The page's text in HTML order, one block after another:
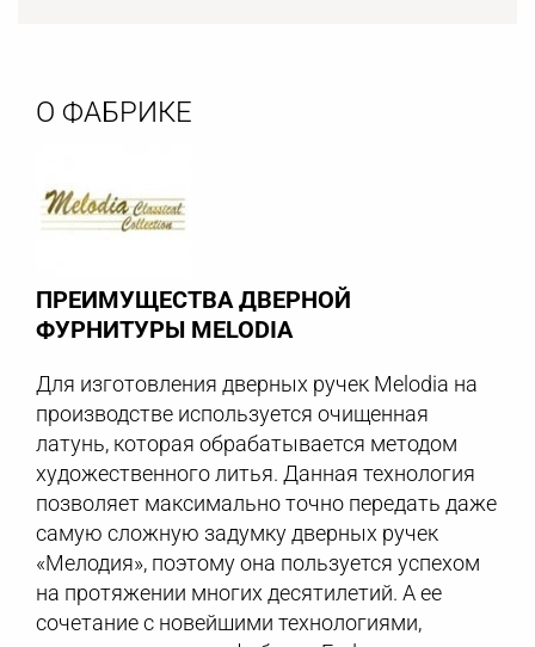
О ФАБРИКЕ
ПРЕИМУЩЕСТВА ДВЕРНОЙ
ФУРНИТУРЫ MELODIA
Для изготовления дверных ручек Melodia на
производстве используется очищенная
латунь, которая обрабатывается методом
художественного литья. Данная технология
позволяет максимально точно передать даже
самую сложную задумку дверных ручек
«Мелодия», поэтому она пользуется успехом
на протяжении многих десятилетий. А ее
сочетание с новейшими технологиями,